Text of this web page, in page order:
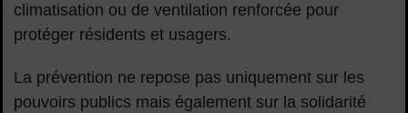
climatisation ou de ventilation renforcée pour
protéger résidents et usagers.
La prévention ne repose pas uniquement sur les
pouvoirs publics mais également sur la solidarité